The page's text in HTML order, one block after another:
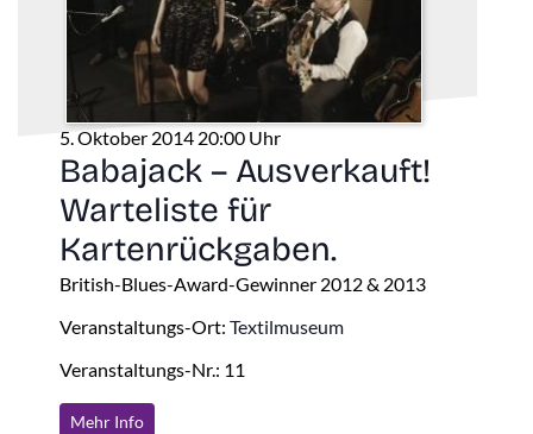
5. Oktober 2014 20:00 Uhr
Babajack – Ausverkauft!
Warteliste für
Kartenrückgaben.
British-Blues-Award-Gewinner 2012 & 2013
Veranstaltungs-Ort: Textilmuseum
Veranstaltungs-Nr.: 11
Mehr Info